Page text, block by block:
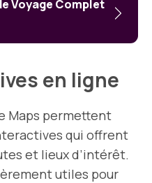
Voyage Complet
en ligne
Maps permettent
qui offrent
et lieux d’intérêt.
utiles pour